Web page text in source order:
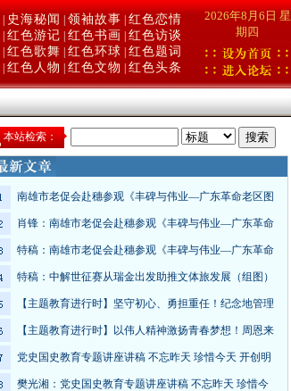
史海秘闻 领袖故事 红色恋情
红色游记 红色书画
红色访谈
红色歌舞 红色环球 红色题词
红色人物 红色文物 红色头条
2026年8月6日 星
期四
本站检索：
南雄市老促会赴穗参观《丰碑与伟业—广东革命老区图
肖锋：南雄市老促会赴穗参观《丰碑与伟业—广东革命
特稿：南雄市老促会赴穗参观《丰碑与伟业—广东革命
特稿：中解世征赛从瑞金出发助推文体旅发展（组图）
【主题教育进行时】坚守初心、勇担重任！纪念地管理
【主题教育进行时】以伟人精神激扬青春梦想！周恩来
党史国史教育专题讲座讲稿 不忘昨天 珍惜今天 开创明
樊光湘：党史国史教育专题讲座讲稿 不忘昨天 珍惜今